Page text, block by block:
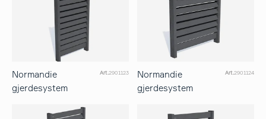
Normandie
gjerdesystem
Art.2901123
Normandie
gjerdesystem
Art.2901124